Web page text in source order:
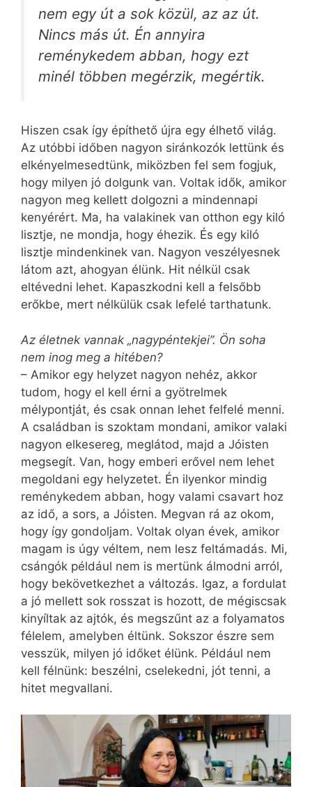
nem egy út a sok közül, az az út.
Nincs más út. Én annyira
reménykedem abban, hogy ezt
minél többen megérzik, megértik.
Hiszen csak így építhető újra egy élhető világ.
Az utóbbi időben nagyon siránkozók lettünk és
elkényelmesedtünk, miközben fel sem fogjuk,
hogy milyen jó dolgunk van. Voltak idők, amikor
nagyon meg kellett dolgozni a mindennapi
kenyérért. Ma, ha valakinek van otthon egy kiló
lisztje, ne mondja, hogy éhezik. És egy kiló
lisztje mindenkinek van. Nagyon veszélyesnek
látom azt, ahogyan élünk. Hit nélkül csak
eltévedni lehet. Kapaszkodni kell a felsőbb
erőkbe, mert nélkülük csak lefelé tarthatunk.
Az életnek vannak „nagypéntekjei”. Ön soha
nem inog meg a hitében?
– Amikor egy helyzet nagyon nehéz, akkor
tudom, hogy el kell érni a gyötrelmek
mélypontját, és csak onnan lehet felfelé menni.
A családban is szoktam mondani, amikor valaki
nagyon elkesereg, meglátod, majd a Jóisten
megsegít. Van, hogy emberi erővel nem lehet
megoldani egy helyzetet. Én ilyenkor mindig
reménykedem abban, hogy valami csavart hoz
az idő, a sors, a Jóisten. Megvan rá az okom,
hogy így gondoljam. Voltak olyan évek, amikor
magam is úgy véltem, nem lesz feltámadás. Mi,
csángók például nem is mertünk álmodni arról,
hogy bekövetkezhet a változás. Igaz, a fordulat
a jó mellett sok rosszat is hozott, de mégiscsak
kinyíltak az ajtók, és megszűnt az a folyamatos
félelem, amelyben éltünk. Sokszor észre sem
vesszük, milyen jó időket élünk. Például nem
kell félnünk: beszélni, cselekedni, jót tenni, a
hitet megvallani.